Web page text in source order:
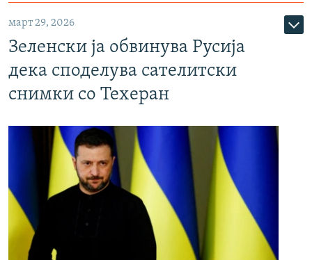
март 29, 2026
Зеленски ја обвинува Русија
дека споделува сателитски
снимки со Техеран